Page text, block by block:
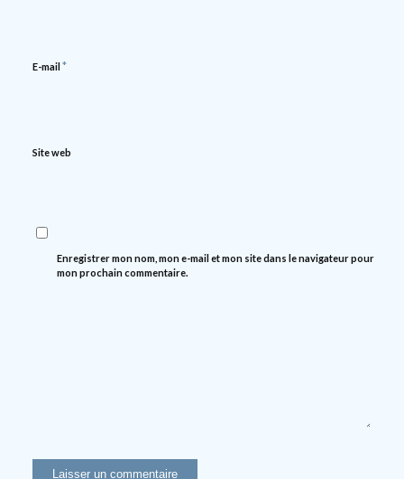
E-mail *
Site web
Enregistrer mon nom, mon e-mail et mon site dans le navigateur pour
mon prochain commentaire.